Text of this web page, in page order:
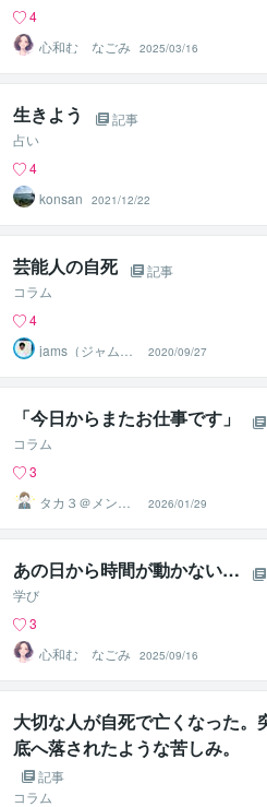
4
心和む なごみ 2025/03/16
生きよう
記事
占い
4
konsan
2021/12/22
芸能人の自死
記事
コラム
4
jams（ジャム
ズ）心理カウン
セラー
2020/09/27
「今日からまたお仕事です」
コラム
3
タカ３＠メンタ
ルコーチ
2026/01/29
あの日から時間が動かない…
学び
3
心和む なごみ 2025/09/16
大切な人が自死で亡くなった。
底へ落されたような苦しみ。
記事
コラム